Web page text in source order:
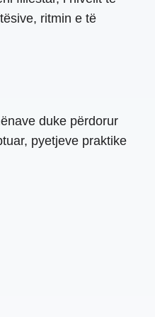
ritmin e të
duke përdorur
pyetjeve praktike